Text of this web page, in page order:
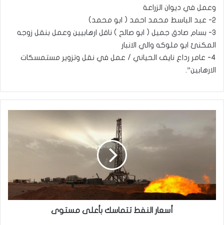
وعمل في ديوان الزراعة
٢- عبد الباسط محمد احمد ( ابو محمد)
٣- بسام صادق جميل ( ابو صالح ) ناقل ارهابيين وعمل بنقل زوجه
المكنئ ابو ملوكه والي الانبار
٤- عامر رداع نايف الحياني / عمل في نقل وتزوير مستمسكات
الارهابين”.
أسعار النفط تتماسك بأعلى مستوى